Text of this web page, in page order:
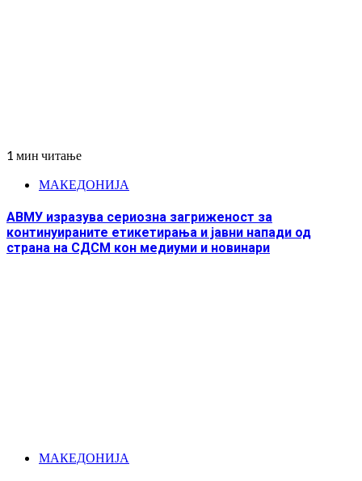
1 мин читање
МАКЕДОНИЈА
АВМУ изразува сериозна загриженост за
континуираните етикетирања и јавни напади од
страна на СДСМ кон медиуми и новинари
МАКЕДОНИЈА